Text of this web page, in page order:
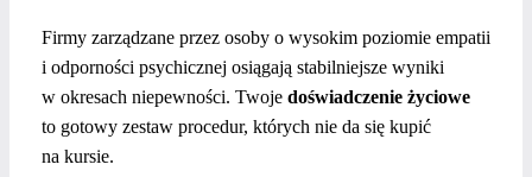
Firmy zarządzane przez osoby o wysokim poziomie empatii
i odporności psychicznej osiągają stabilniejsze wyniki
w okresach niepewności. Twoje doświadczenie życiowe
to gotowy zestaw procedur, których nie da się kupić
na kursie.